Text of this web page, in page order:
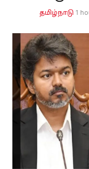
தமிழ்நாடு 1